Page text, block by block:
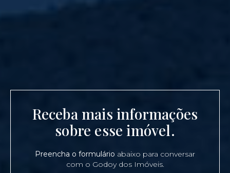
Receba mais informações
sobre esse imóvel.
Preencha o formulário abaixo para conversar
com o Godoy dos Imóveis.